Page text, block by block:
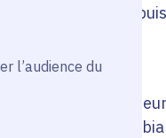
l’audience du
sphère de terre
finesse.
plantes
dans une